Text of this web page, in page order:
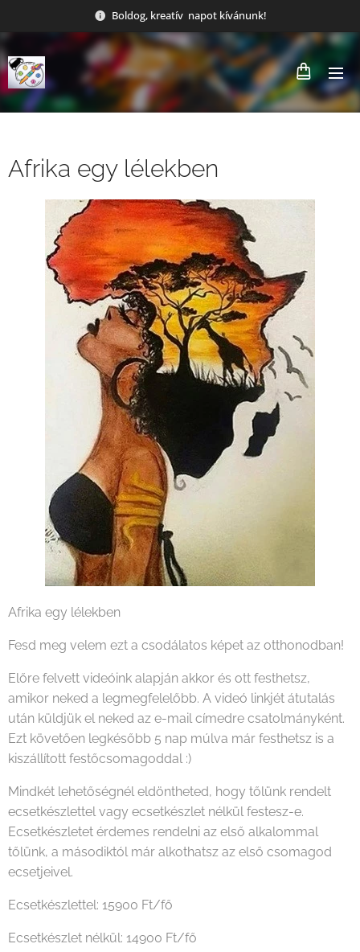
Boldog, kreatív napot kívánunk!
Afrika egy lélekben
Afrika egy lélekben
Fesd meg velem ezt a csodálatos képet az otthonodban!
Előre felvett videóink alapján akkor és ott festhetsz,
amikor neked a legmegfelelőbb. A videó linkjét átutalás
után küldjük el neked az e-mail címedre csatolmányként.
Ezt követően legkésőbb 5 nap múlva már festhetsz is a
kiszállított festőcsomagoddal :)
Mindkét lehetőségnél eldöntheted, hogy tőlünk rendelt
ecsetkészlettel vagy ecsetkészlet nélkül festesz-e.
Ecsetkészletet érdemes rendelni az első alkalommal
tőlünk, a másodiktól már alkothatsz az első csomagod
ecsetjeivel.
Ecsetkészlettel: 15900 Ft/fő
Ecsetkészlet nélkül: 14900 Ft/fő